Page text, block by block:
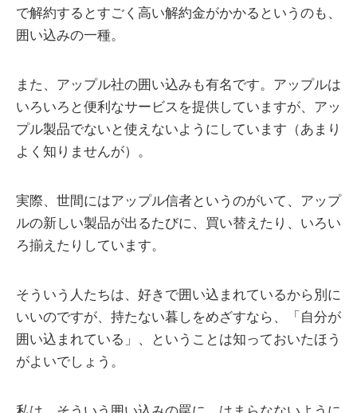
で解約するとすごく高い解約金がかかるというのも、
囲い込みの一種。
また、アップル社の囲い込みも有名です。アップルは
いろいろと便利なサービスを提供していますが、アッ
プル製品でないと使えないようにしています（あまり
よく知りませんが）。
実際、世間にはアップル信者というのがいて、アップ
ルの新しい製品が出るたびに、買い替えたり、いろい
ろ揃えたりしています。
そういう人たちは、好きで囲い込まれているから別に
いいのですが、持たない暮しをめざすなら、「自分が
囲い込まれている」、ということは知っておいたほう
がよいでしょう。